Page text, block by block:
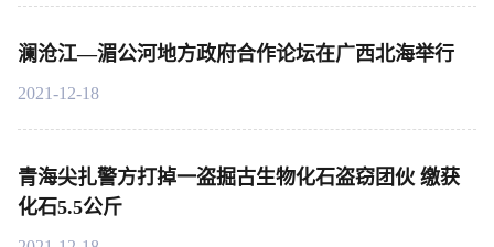
澜沧江—湄公河地方政府合作论坛在广西北海举行
2021-12-18
青海尖扎警方打掉一盗掘古生物化石盗窃团伙 缴获
化石5.5公斤